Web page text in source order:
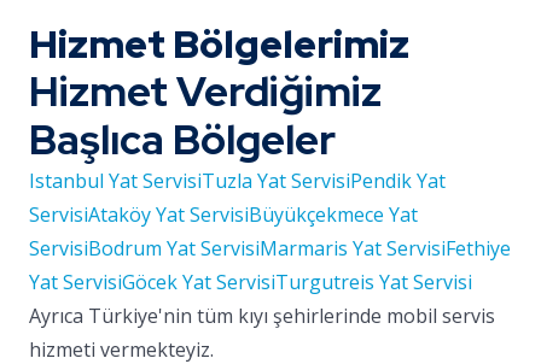
Hizmet Bölgelerimiz
Hizmet Verdiğimiz
Başlıca Bölgeler
Istanbul Yat ServisiTuzla Yat ServisiPendik Yat
ServisiAtaköy Yat ServisiBüyükçekmece Yat
ServisiBodrum Yat ServisiMarmaris Yat ServisiFethiye
Yat ServisiGöcek Yat ServisiTurgutreis Yat Servisi
Ayrıca Türkiye'nin tüm kıyı şehirlerinde mobil servis
hizmeti vermekteyiz.